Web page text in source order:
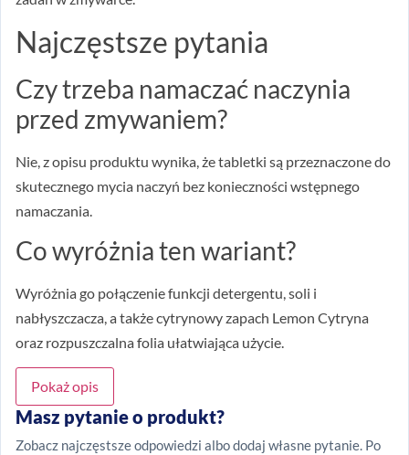
Najczęstsze pytania
Czy trzeba namaczać naczynia
przed zmywaniem?
Nie, z opisu produktu wynika, że tabletki są przeznaczone do
skutecznego mycia naczyń bez konieczności wstępnego
namaczania.
Co wyróżnia ten wariant?
Wyróżnia go połączenie funkcji detergentu, soli i
nabłyszczacza, a także cytrynowy zapach Lemon Cytryna
oraz rozpuszczalna folia ułatwiająca użycie.
Pokaż opis
Masz pytanie o produkt?
Zobacz najczęstsze odpowiedzi albo dodaj własne pytanie. Po